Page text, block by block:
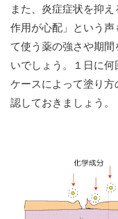
また、炎症症状を抑
作用が心配」という
て使う薬の強さや期
いでしょう。１日に何
ケースによって塗り
認しておきましょう。